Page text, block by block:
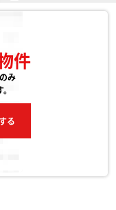
件
み
る